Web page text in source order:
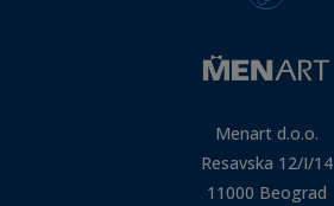
Menart d.o.o.
Resavska 12/I/14
11000 Beograd